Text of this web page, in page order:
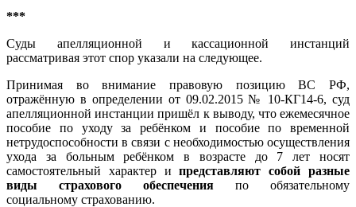
***
Суды апелляционной и кассационной инстанций
рассматривая этот спор указали на следующее.
Принимая во внимание правовую позицию ВС РФ,
отражённую в определении от 09.02.2015 № 10-КГ14-6, суд
апелляционной инстанции пришёл к выводу, что ежемесячное
пособие по уходу за ребёнком и пособие по временной
нетрудоспособности в связи с необходимостью осуществления
ухода за больным ребёнком в возрасте до 7 лет носят
самостоятельный характер ипредставляют собой разные
виды страхового обеспечения по обязательному
социальному страхованию.